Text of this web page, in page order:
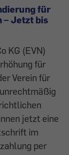
für
– Jetzt bis
KG (EVN)
für
Verein für
jetzt eine
im
per